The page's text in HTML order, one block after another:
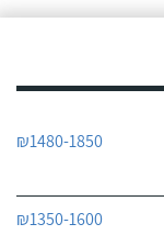
₪1480-1850
₪1350-1600